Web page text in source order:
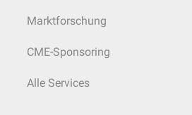
Marktforschung
CME-Sponsoring
Alle Services